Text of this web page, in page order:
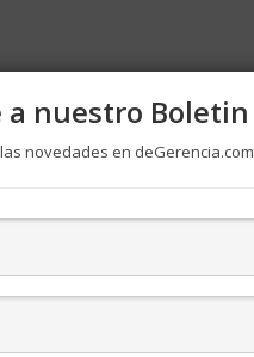
a nuestro Boletin
novedades en deGerencia.com